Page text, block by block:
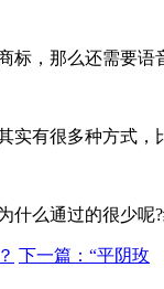
那么还需要语
很多种方式，
通过的很少呢?
下一篇：“平阴玫